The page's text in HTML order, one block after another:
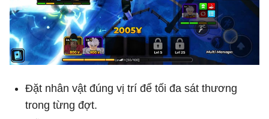
Đặt nhân vật đúng vị trí để tối đa sát thương
trong từng đợt.